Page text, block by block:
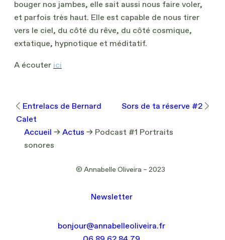
bouger nos jambes, elle sait aussi nous faire voler,
et parfois très haut. Elle est capable de nous tirer
vers le ciel, du côté du rêve, du côté cosmique,
extatique, hypnotique et méditatif.
A écouter ici
Entrelacs de Bernard
Calet
Sors de ta réserve #2
Accueil → Actus → Podcast #1 Portraits
sonores
© Annabelle Oliveira – 2023
Newsletter
bonjour@annabelleoliveira.fr